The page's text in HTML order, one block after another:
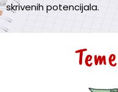
skrivenih potencijala.